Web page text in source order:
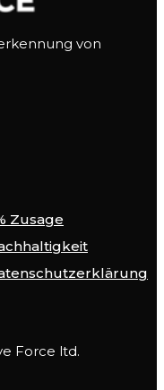
von
Zusage
Force ltd.